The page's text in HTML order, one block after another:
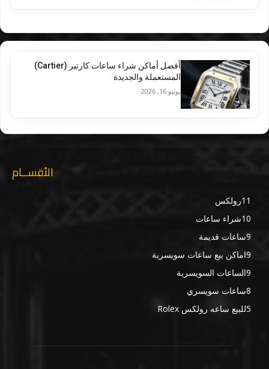
أفضل أماكن شراء ساعات كارتير (Cartier)
المستعملة والجديدة
يونيو 16, 2026
الأقســام
رولكس11
شراء ساعات10
ساعات قديمة9
اماكن بيع ساعات سويسرية9
الساعات السويسرية9
ساعات سويسري8
للبيع ساعه رولكس Rolex5